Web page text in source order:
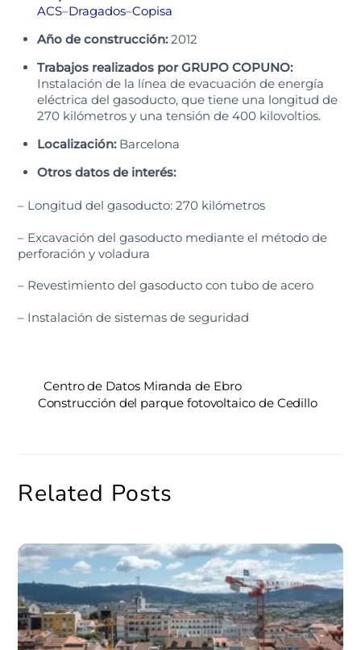
ACS–Dragados–Copisa
Año de construcción:2012
Trabajos realizados por GRUPO COPUNO:
Instalación de la línea de evacuación de energía
eléctrica del gasoducto, que tiene una longitud de
270 kilómetros y una tensión de 400 kilovoltios.
Localización:Barcelona
Otros datos de interés:
– Longitud del gasoducto: 270 kilómetros
– Excavación del gasoducto mediante el método de
perforación y voladura
– Revestimiento del gasoducto con tubo de acero
– Instalación de sistemas de seguridad
Centro de Datos Miranda de Ebro
Construcción del parque fotovoltaico de Cedillo
Related Posts